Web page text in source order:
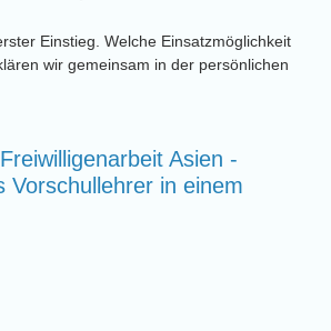
Einstieg. Welche Einsatzmöglichkeit
wir gemeinsam in der persönlichen
Asien -
Vorschullehrer in einem